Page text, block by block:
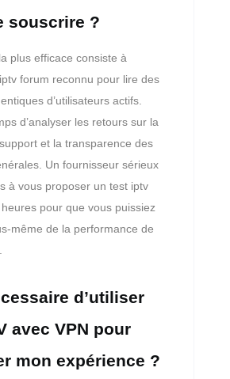
souscrire ?
plus efficace consiste à
forum reconnu pour lire des
d’utilisateurs actifs.
d’analyser les retours sur la
et la transparence des
Un fournisseur sérieux
à vous proposer un test iptv
pour que vous puissiez
même de la performance de
d’utiliser
avec VPN pour
mon expérience ?